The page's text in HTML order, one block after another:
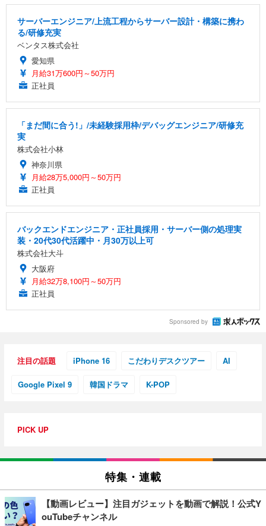
サーバーエンジニア/上流工程からサーバー設計・構築に携わ
る/研修充実
ベンタス株式会社
愛知県
月給31万600円～50万円
正社員
「まだ間に合う!」/未経験採用枠/デバッグエンジニア/研修充
実
株式会社小林
神奈川県
月給28万5,000円～50万円
正社員
バックエンドエンジニア・正社員採用・サーバー側の処理実
装・20代30代活躍中・月30万以上可
株式会社大斗
大阪府
月給32万8,100円～50万円
正社員
Sponsored by
注目の話題 iPhone 16 こだわりデスクツアー AI
Google Pixel 9 韓国ドラマ K-POP
PICK UP
特集・連載
【動画レビュー】注目ガジェットを動画で解説！公式Y
ouTubeチャンネル